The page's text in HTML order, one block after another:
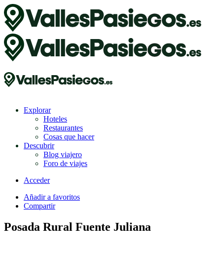
Explorar
Hoteles
Restaurantes
Cosas que hacer
Descubrir
Blog viajero
Foro de viajes
Acceder
Añadir a favoritos
Compartir
Posada Rural Fuente Juliana